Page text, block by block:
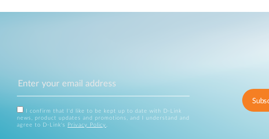
I confirm that I'd like to be kept up to date with D-Link
news, product updates and promotions, and I understand and
agree to D-Link's
Privacy Policy